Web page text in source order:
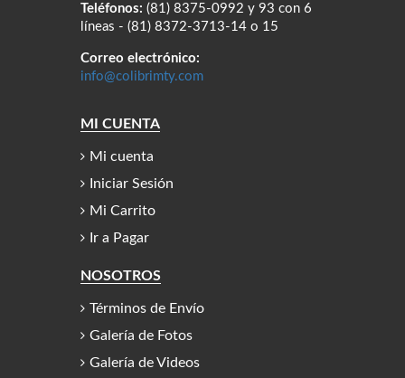
Teléfonos: (81) 8375-0992 y 93 con 6
líneas - (81) 8372-3713-14 o 15
Correo electrónico:
info@colibrimty.com
MI CUENTA
Mi cuenta
Iniciar Sesión
Mi Carrito
Ir a Pagar
NOSOTROS
Términos de Envío
Galería de Fotos
Galería de Videos